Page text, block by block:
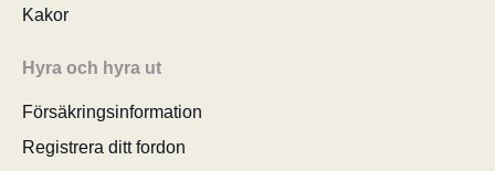
Kakor
Hyra och hyra ut
Försäkringsinformation
Registrera ditt fordon